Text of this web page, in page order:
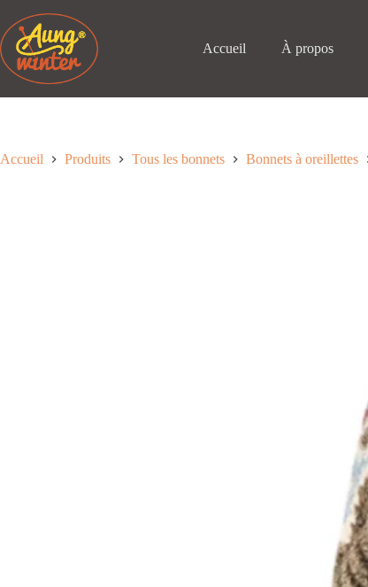
au
contenu
Accueil À propos
Accueil Produits Tous les bonnets Bonnets à oreillettes